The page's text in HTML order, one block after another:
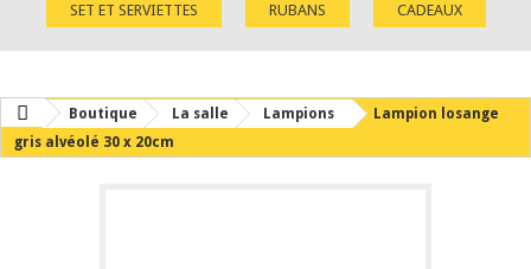
SET ET SERVIETTES RUBANS CADEAUX
Boutique La salle Lampions
Lampion losange
gris alvéolé 30 x 20cm